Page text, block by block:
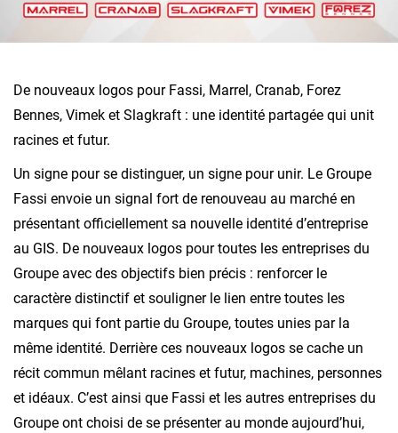
De nouveaux logos pour Fassi, Marrel, Cranab, Forez
Bennes, Vimek et Slagkraft : une identité partagée qui unit
racines et futur.
Un signe pour se distinguer, un signe pour unir. Le Groupe
Fassi envoie un signal fort de renouveau au marché en
présentant officiellement sa nouvelle identité d’entreprise
au GIS. De nouveaux logos pour toutes les entreprises du
Groupe avec des objectifs bien précis : renforcer le
caractère distinctif et souligner le lien entre toutes les
marques qui font partie du Groupe, toutes unies par la
même identité. Derrière ces nouveaux logos se cache un
récit commun mêlant racines et futur, machines, personnes
et idéaux. C’est ainsi que Fassi et les autres entreprises du
Groupe ont choisi de se présenter au monde aujourd’hui,